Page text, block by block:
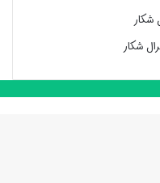
شکار
شکار